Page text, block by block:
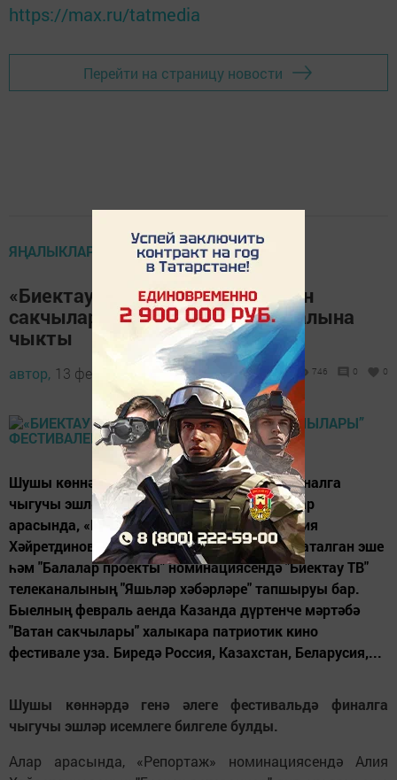
https://max.ru/tatmedia
Перейти на страницу новости
ЯҢАЛЫКЛАР
«Биектау ТВ» проектлары “Ватан
сакчылары” фестиваленең финалына
чыкты
автор, 13 февраль 2017 - 10:15 746 0 0
Шушы көннәрдә генә әлеге фестивальдә финалга
чыгучы эшләр исемлеге билгеле булды. Алар
арасында, «Репортаж» номинациясендә Алия
Хәйретдинованың "Безнең ветераннар" дип аталган эше
һәм "Балалар проекты" номинациясендә "Биектау ТВ"
телеканалының "Яшьләр хәбәрләре" тапшыруы бар.
Быелның февраль аенда Казанда дүртенче мәртәбә
"Ватан сакчылары" халыкара патриотик кино
фестивале уза. Биредә Россия, Казахстан, Беларусия,...
Шушы көннәрдә генә әлеге фестивальдә финалга
чыгучы эшләр исемлеге билгеле булды.
Алар арасында, «Репортаж» номинациясендә Алия